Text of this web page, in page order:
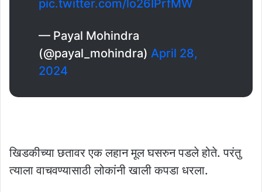
pic.twitter.com/lo26IPrfMW
— Payal Mohindra
(@payal_mohindra) April 28,
2024
खिडकीच्या छतावर एक लहान मूल घसरुन पडले होते. परंतु
त्याला वाचवण्यासाठी लोकांनी खाली कपडा धरला.